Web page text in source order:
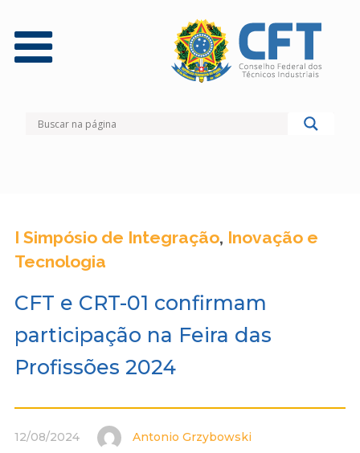
I Simpósio de Integração, Inovação e
Tecnologia
CFT e CRT-01 confirmam
participação na Feira das
Profissões 2024
12/08/2024 Antonio Grzybowski